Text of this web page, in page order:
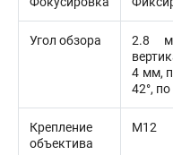
Угол обзора
2.8
4 мм,
42°,
Крепление
объектива
M12